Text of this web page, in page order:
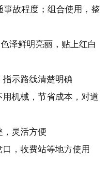
故程度；组合使用，整
泽鲜明亮丽，贴上红白
示路线清楚明确
机械，节省成本，对道
灵活方便
，收费站等地方使用